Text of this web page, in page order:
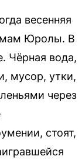
весенняя
Юролы. В
Чёрная вода,
мусор, утки,
через
стоят,